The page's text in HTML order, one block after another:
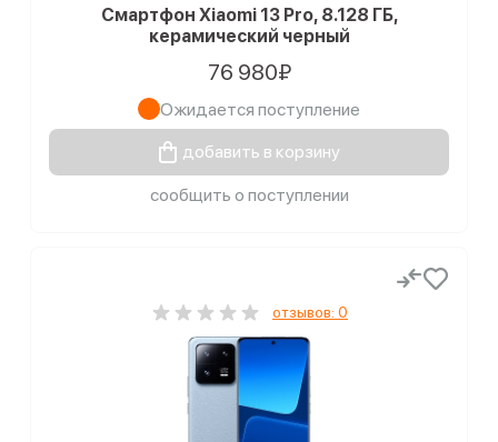
Смартфон Xiaomi 13 Pro, 8.128 ГБ,
керамический черный
76 980₽
Ожидается поступление
добавить в корзину
сообщить о поступлении
отзывов: 0